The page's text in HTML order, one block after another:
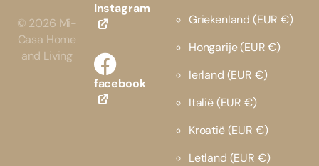
© 2026 Mi-
Casa Home
and Living
Instagram
facebook
Griekenland (EUR €)
Hongarije(EUR €)
Ierland (EUR €)
Italië(EUR €)
Kroatië(EUR €)
Letland (EUR €)